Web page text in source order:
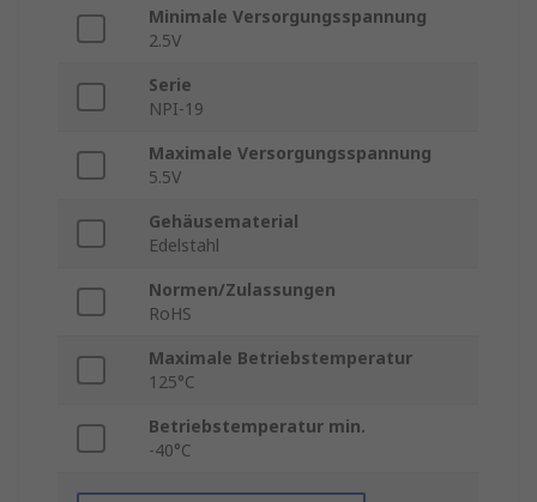
Minimale Versorgungsspannung
2.5V
Serie
NPI-19
Maximale Versorgungsspannung
5.5V
Gehäusematerial
Edelstahl
Normen/Zulassungen
RoHS
Maximale Betriebstemperatur
125°C
Betriebstemperatur min.
-40°C